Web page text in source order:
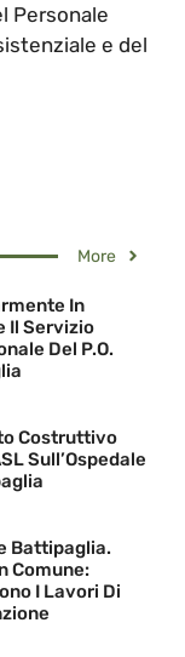
Personale
e del
More
In
Il Servizio
Del P.O.
Costruttivo
Sull’Ospedale
Battipaglia.
Comune:
I Lavori Di